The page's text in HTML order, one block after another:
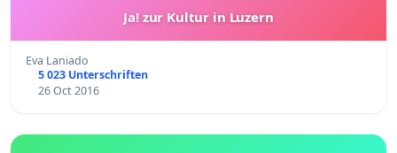
Ja! zur Kultur in Luzern
Eva Laniado
5 023 Unterschriften
26 Oct 2016